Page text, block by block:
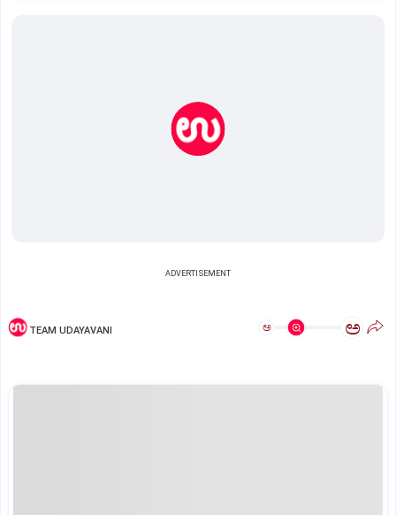
ADVERTISEMENT
TEAM UDAYAVANI ಅ ಅ